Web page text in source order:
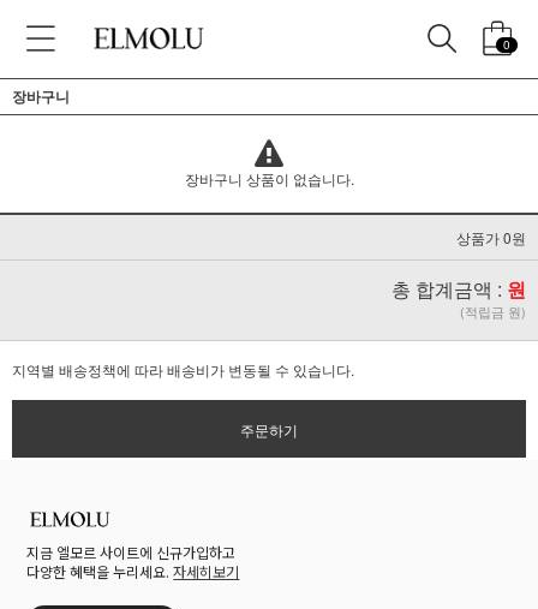
0
장바구니
장바구니 상품이 없습니다.
상품가 0원
총 합계금액 : 원
(적립금 원)
지역별 배송정책에 따라 배송비가 변동될 수 있습니다.
주문하기
지금 엘모르 사이트에 신규가입하고
다양한 혜택을 누리세요.자세히보기